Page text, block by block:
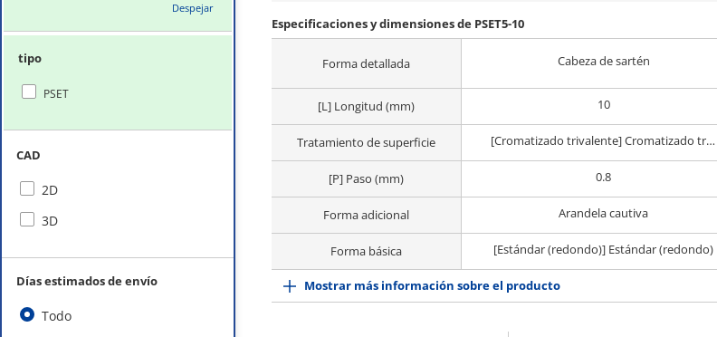
Despejar
tipo
PSET
CAD
2D
3D
Días estimados de envío
Todo
Especificaciones y dimensiones de PSET5-10
Forma detallada Cabeza de sartén
[L] Longitud (mm) 10
Tratamiento de superficie [Cromatizado trivalente] Cromatizado trivalente
[P] Paso (mm) 0.8
Forma adicional Arandela cautiva
Forma básica [Estándar (redondo)] Estándar (redondo)
Mostrar más información sobre el producto